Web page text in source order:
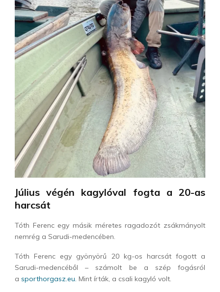
Július végén kagylóval fogta a 20-as
harcsát
Tóth Ferenc egy másik méretes ragadozót zsákmányolt
nemrég a Sarudi-medencében.
Tóth Ferenc egy gyönyörű 20 kg-os harcsát fogott a
Sarudi-medencéből – számolt be a szép fogásról
a sporthorgasz.eu. Mint írták, a csali kagyló volt.